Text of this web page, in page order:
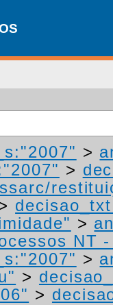
>
>
>
NT
>
>
>